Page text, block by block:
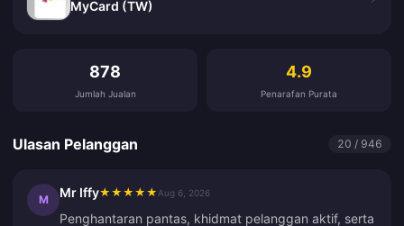
MyCard (TW)
878
Jumlah Jualan
4.9
Penarafan Purata
Ulasan Pelanggan 20 / 946
M Mr Iffy★ ★ ★ ★ ★ Aug 6, 2026
Penghantaran pantas, khidmat pelanggan aktif, serta